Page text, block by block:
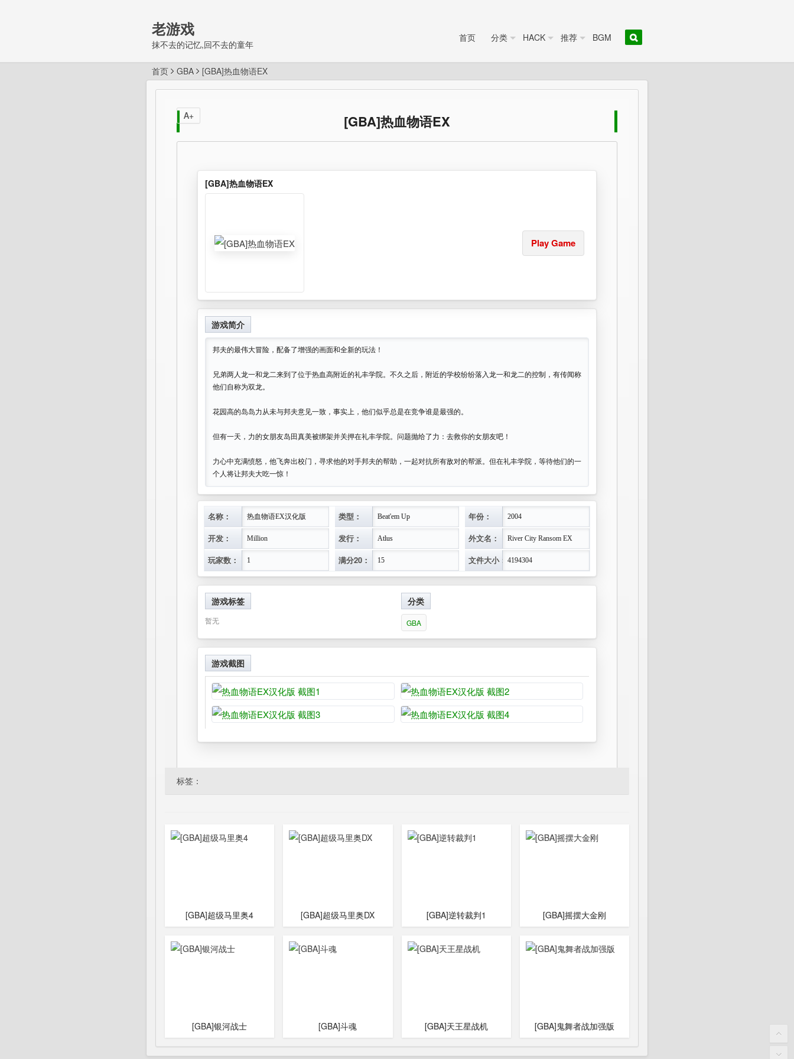
老游戏
抹不去的记忆,回不去的童年
首页 分类 HACK 推荐 BGM
首页 GBA [GBA]热血物语EX
[GBA]热血物语EX
[GBA]热血物语EX
Play Game
游戏简介
邦夫的最伟大冒险，配备了增强的画面和全新的玩法！
兄弟两人龙一和龙二来到了位于热血高附近的礼丰学院。不久之后，附近的学校纷纷落入龙一和龙二的控制，有传闻称
他们自称为双龙。
花园高的岛岛力从未与邦夫意见一致，事实上，他们似乎总是在竞争谁是最强的。
但有一天，力的女朋友岛田真美被绑架并关押在礼丰学院。问题抛给了力：去救你的女朋友吧！
力心中充满愤怒，他飞奔出校门，寻求他的对手邦夫的帮助，一起对抗所有敌对的帮派。但在礼丰学院，等待他们的一
个人将让邦夫大吃一惊！
名称： 热血物语EX汉化版 类型： Beat'em Up 年份： 2004
开发： Million 发行： Atlus 外文名： River City Ransom EX
玩家数： 1 满分20： 15 文件大小： 4194304
游戏标签
暂无
分类
GBA
游戏截图
A+
标签：
[GBA]超级马里奥4 [GBA]超级马里奥DX [GBA]逆转裁判1 [GBA]摇摆大金刚
[GBA]银河战士 [GBA]斗魂 [GBA]天王星战机 [GBA]鬼舞者战加强版